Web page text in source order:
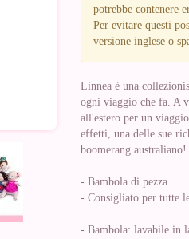
potrebbe contenere
Per evitare questi
versione inglese o
Linnea è una
ogni viaggio che fa. A
all'estero per un
effetti, una delle sue
boomerang australiano!
- Bambola di pezza.
- Consigliato per tutte
- Bambola: lavabile in